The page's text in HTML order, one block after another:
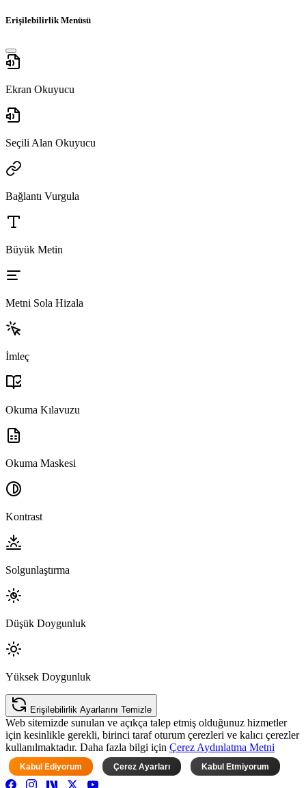
Erişilebilirlik Menüsü
Ekran Okuyucu
Seçili Alan Okuyucu
Bağlantı Vurgula
Büyük Metin
Metni Sola Hizala
İmleç
Okuma Kılavuzu
Okuma Maskesi
Kontrast
Solgunlaştırma
Düşük Doygunluk
Yüksek Doygunluk
Erişilebilirlik Ayarlarını Temizle
Web sitemizde sunulan ve açıkça talep etmiş olduğunuz hizmetler
için kesinlikle gerekli, birinci taraf oturum çerezleri ve kalıcı çerezler
kullanılmaktadır. Daha fazla bilgi için Çerez Aydınlatma Metni
Kabul Ediyorum Çerez Ayarları Kabul Etmiyorum